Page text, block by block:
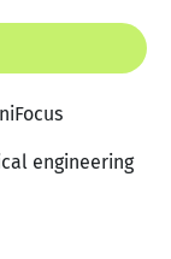
engineering